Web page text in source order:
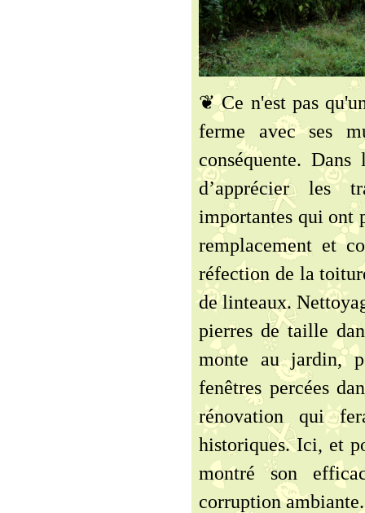
❦ Ce n'est pas
ferme avec ses
conséquente.
d’apprécier les
importantes qui ont
remplacement et
réfection de la
de linteaux.
pierres de taille
monte au jardin,
fenêtres percées
rénovation qui
historiques. Ici, et
montré son
corruption ambiante.